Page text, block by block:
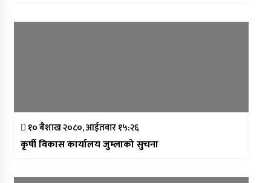
१० बैशाख २०८०, आईतवार १५:२६
कृर्षी विकास कार्यालय जुम्लाको सुचना